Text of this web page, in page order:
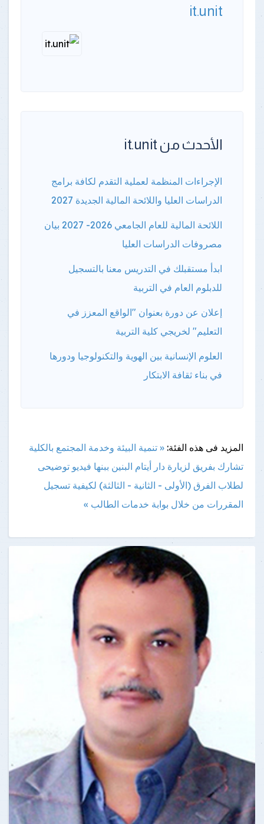
it.unit
الأحدث من it.unit
الإجراءات المنظمة لعملية التقدم لكافة برامج
الدراسات العليا واللائحة المالية الجديدة 2027
اللائحة المالية للعام الجامعي 2026- 2027 بيان
مصروفات الدراسات العليا
ابدأ مستقبلك في التدريس معنا بالتسجيل
للدبلوم العام في التربية
إعلان عن دورة بعنوان "الواقع المعزز في
التعليم" لخريجي كلية التربية
العلوم الإنسانية بين الهوية والتكنولوجيا ودورها
في بناء ثقافة الابتكار
المزيد فى هذه الفئة: « تنمية البيئة وخدمة المجتمع بالكلية
تشارك بفريق لزيارة دار أيتام البنين ببنها فيديو توضيحى
لطلاب الفرق (الأولى - الثانية - الثالثة) لكيفية تسجيل
المقررات من خلال بوابة خدمات الطالب »